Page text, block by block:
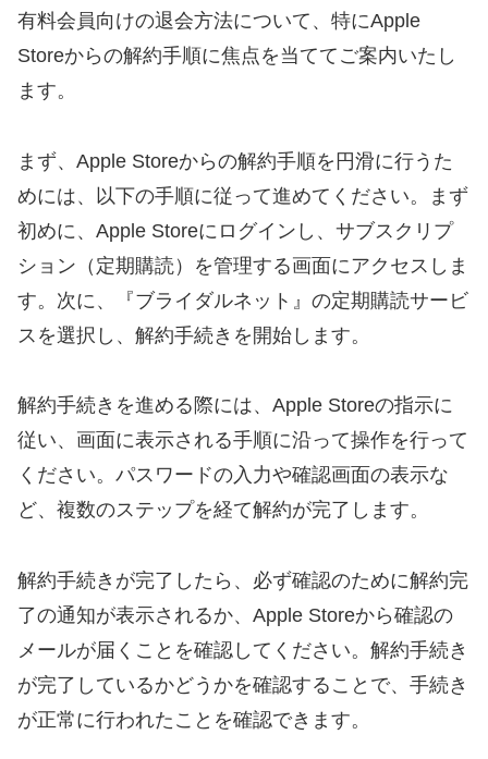
有料会員向けの退会方法について、特にApple
Storeからの解約手順に焦点を当ててご案内いたし
ます。
まず、Apple Storeからの解約手順を円滑に行うた
めには、以下の手順に従って進めてください。まず
初めに、Apple Storeにログインし、サブスクリプ
ション（定期購読）を管理する画面にアクセスしま
す。次に、『ブライダルネット』の定期購読サービ
スを選択し、解約手続きを開始します。
解約手続きを進める際には、Apple Storeの指示に
従い、画面に表示される手順に沿って操作を行って
ください。パスワードの入力や確認画面の表示な
ど、複数のステップを経て解約が完了します。
解約手続きが完了したら、必ず確認のために解約完
了の通知が表示されるか、Apple Storeから確認の
メールが届くことを確認してください。解約手続き
が完了しているかどうかを確認することで、手続き
が正常に行われたことを確認できます。